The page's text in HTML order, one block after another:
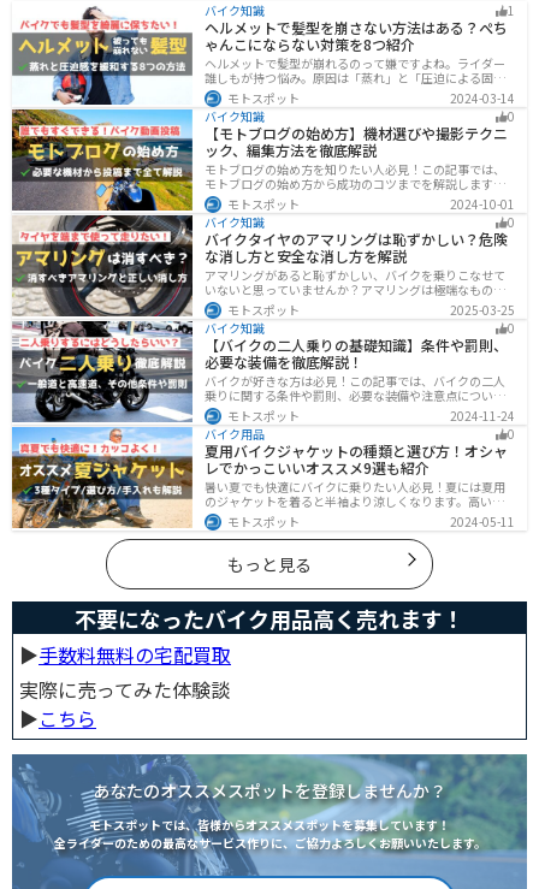
バイク知識 1
ヘルメットで髪型を崩さない方法はある？ぺち
ゃんこにならない対策を8つ紹介
ヘルメットで髪型が崩れるのって嫌ですよね。ライダー
誰しもが持つ悩み。原因は「蒸れ」と「圧迫による固
定」です。原因に対してしっかりと対策すればヘルメッ
トを被っても髪型を崩さなくすることは可能です。今回
はその方法をまとめました。バイクに乗って髪型が崩れ
るのが気になるという人は、参考にしてください。
モトスポット
2024-03-14
バイク知識
0
【モトブログの始め方】機材選びや撮影テクニ
ック、編集方法を徹底解説
モトブログの始め方を知りたい人必見！この記事では、
モトブログの始め方から成功のコツまでを解説します。
実は、モトブログを始めるには機材をそろえる必要があ
ります。記事を読めば、モトブログを成功させるための
コツを知ることが可能です。
モトスポット
2024-10-01
バイク知識
0
バイクタイヤのアマリングは恥ずかしい？危険
な消し方と安全な消し方を解説
アマリングがあると恥ずかしい、バイクを乗りこなせて
いないと思っていませんか？アマリングは極端なもので
なければ全く問題ありません。しかし、気になるという
方がいるのも事実です。この記事では消した方がいいア
マリングや消し方を解説します。
モトスポット
2025-03-25
バイク知識
0
【バイクの二人乗りの基礎知識】条件や罰則、
必要な装備を徹底解説！
バイクが好きな方は必見！この記事では、バイクの二人
乗りに関する条件や罰則、必要な装備や注意点について
解説しています。実はバイクの二人乗りを安全に楽しむ
ためには、条件やルールを知ることが大切です。この記
事を読めば、安全で快適なライディングを楽しめます。
モトスポット
2024-11-24
バイク用品
0
夏用バイクジャケットの種類と選び方！オシャ
レでかっこいいオススメ9選も紹介
暑い夏でも快適にバイクに乗りたい人必見！夏には夏用
のジャケットを着ると半袖より涼しくなります。高い透
湿性のフルメッシュ素材やハーフメッシュはもちろん、
デザイン性に優れたテキスタイルジャケットもあるの
で、カッコよくバイクに乗りたい人でも使える装備があ
ります。
モトスポット 2024-05-11
もっと見る
不要になったバイク用品高く売れます！
▶︎手数料無料の宅配買取
実際に売ってみた体験談
▶︎こちら
あなたのオススメスポットを登録しませんか？
モトスポットでは、皆様からオススメスポットを募集しています！
全ライダーのための最高なサービス作りに、ご協力よろしくお願いいたします。